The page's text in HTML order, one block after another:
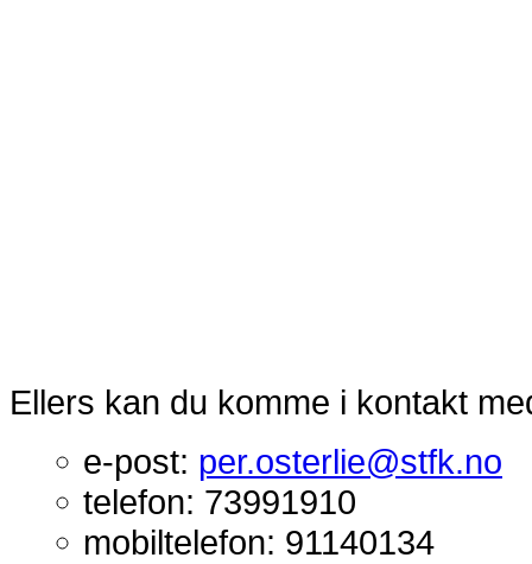
Ellers kan du komme i kontakt
e-post: per.osterlie@stfk.no
telefon: 73991910
mobiltelefon: 91140134